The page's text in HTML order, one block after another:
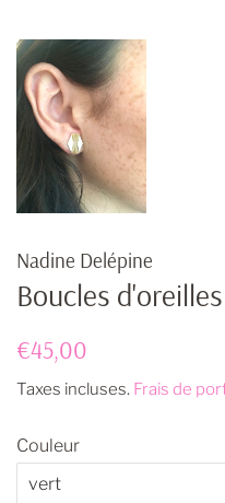
Nadine Delépine
Boucles
Prix
€45,00
Taxes incluses. Frais de
Couleur